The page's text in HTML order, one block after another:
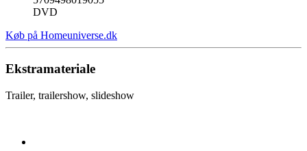
DVD
Køb på Homeuniverse.dk
Ekstramateriale
Trailer, trailershow, slideshow